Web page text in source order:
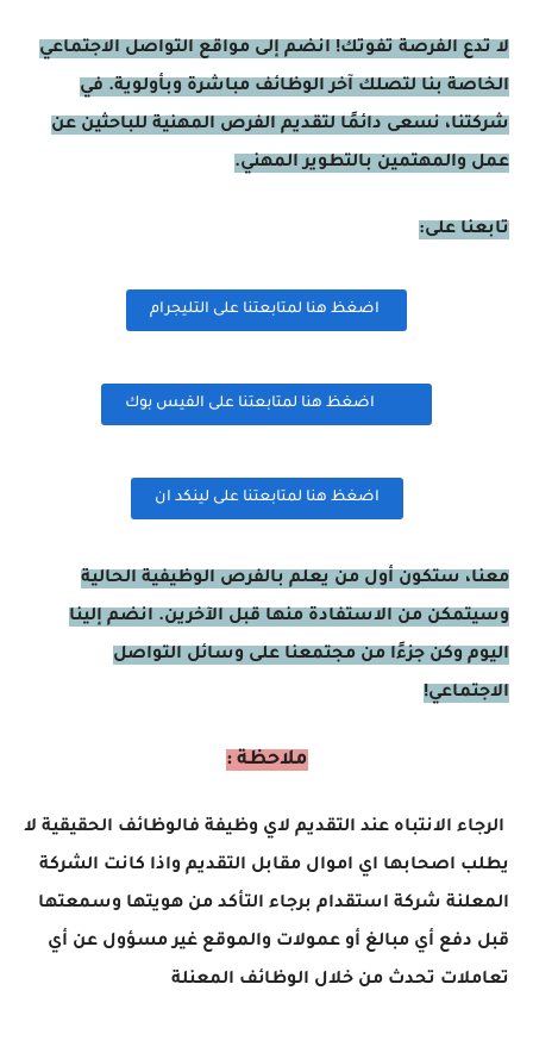
لا تدع الفرصة تفوتك! انضم إلى مواقع التواصل الاجتماعي
الخاصة بنا لتصلك آخر الوظائف مباشرة وبأولوية. في
شركتنا، نسعى دائمًا لتقديم الفرص المهنية للباحثين عن
عمل والمهتمين بالتطوير المهني.
تابعنا على:
اضغظ هنا لمتابعتنا على التليجرام
اضغظ هنا لمتابعتنا على الفيس بوك
اضغظ هنا لمتابعتنا على لينكد ان
معنا، ستكون أول من يعلم بالفرص الوظيفية الحالية
وسيتمكن من الاستفادة منها قبل الآخرين. انضم إلينا
اليوم وكن جزءًا من مجتمعنا على وسائل التواصل
الاجتماعي!
ملاحظة :
الرجاء الانتباه عند التقديم لاي وظيفة فالوظائف الحقيقية لا
يطلب اصحابها اي اموال مقابل التقديم واذا كانت الشركة
المعلنة شركة استقدام برجاء التأكد من هويتها وسمعتها
قبل دفع أي مبالغ أو عمولات والموقع غير مسؤول عن أي
تعاملات تحدث من خلال الوظائف المعنلة